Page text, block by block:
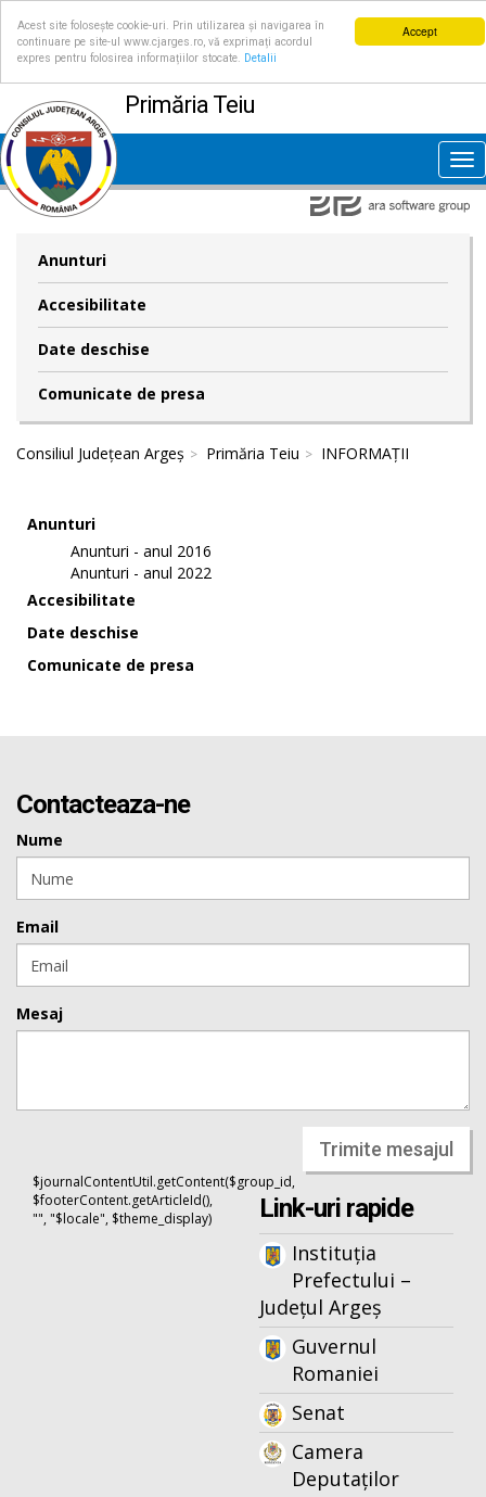
Accept
Acest site folosește cookie-uri. Prin utilizarea și navigarea în
continuare pe site-ul www.cjarges.ro, vă exprimați acordul
expres pentru folosirea informațiilor stocate.
Detalii
Primăria Teiu
Anunturi
Accesibilitate
Date deschise
Comunicate de presa
Consiliul Județean Argeș Primăria Teiu INFORMAȚII
Anunturi
Anunturi - anul 2016
Anunturi - anul 2022
Accesibilitate
Date deschise
Comunicate de presa
Contacteaza-ne
Nume
Email
Mesaj
Trimite mesajul
$journalContentUtil.getContent($group_id,
$footerContent.getArticleId(),
"", "$locale", $theme_display)
Link-uri rapide
Instituția
Prefectului –
Județul Argeș
Guvernul
Romaniei
Senat
Camera
Deputaților